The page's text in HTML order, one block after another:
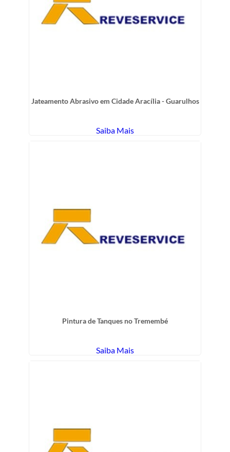
Jateamento Abrasivo em Cidade Aracília - Guarulhos
Saiba Mais
Pintura de Tanques no Tremembé
Saiba Mais